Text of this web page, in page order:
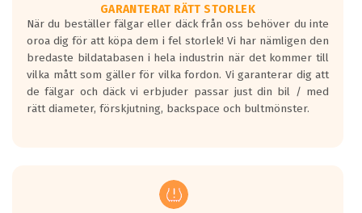
rullmotståndets ljud överträffa
motorljudet.
På däckmärkningen kommer det finnas
en symbol av ett däck med vågar. Hög
bullernivå markeras med svarta vågor
medans de vita vågorna påvisar om det är
ett tyst däck.
regelverket som introduceras år 2016.
Ett däck med två svarta vågor är redan
GARANTERAT RÄTT STORLEK
När du beställer fälgar eller däck från oss behöver du inte
oroa dig för att köpa dem i fel storlek! Vi har nämligen den
bredaste bildatabasen i hela industrin när det kommer till
vilka mått som gäller för vilka fordon. Vi garanterar dig att
de fälgar och däck vi erbjuder passar just din bil / med
rätt diameter, förskjutning, backspace och bultmönster.